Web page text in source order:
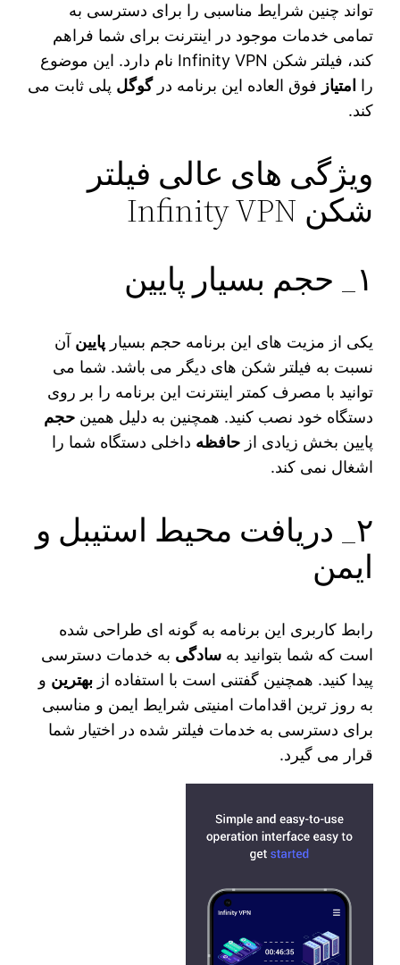
تواند چنین شرایط مناسبی را برای دسترسی به
تمامی خدمات موجود در اینترنت برای شما فراهم
کند، فیلتر شکن Infinity VPN نام دارد. این موضوع
را امتیاز فوق العاده این برنامه درگوگل پلی ثابت می‌
کند.
ویژگی های عالی فیلتر
شکن Infinity VPN
۱_ حجم بسیار پایین
یکی از مزیت‌ های این برنامه حجم بسیارپایین آن
نسبت به فیلتر شکن های دیگر می باشد. شما می‌
توانید با مصرف کمتر اینترنت این برنامه را بر روی
دستگاه خود نصب کنید. همچنین به دلیل همینحجم
پایین بخش زیادی ازحافظه داخلی دستگاه شما را
اشغال نمی‌ کند.
۲_ دریافت محیط استیبل و
ایمن
رابط کاربری این برنامه به گونه ای طراحی شده
است که شما بتوانید بهسادگی به خدمات دسترسی
پیدا کنید. همچنین گفتنی است با استفاده ازبهترین و
به روز ترین اقدامات امنیتی شرایط ایمن و مناسبی
برای دسترسی به خدمات فیلتر شده در اختیار شما
قرار می گیرد.